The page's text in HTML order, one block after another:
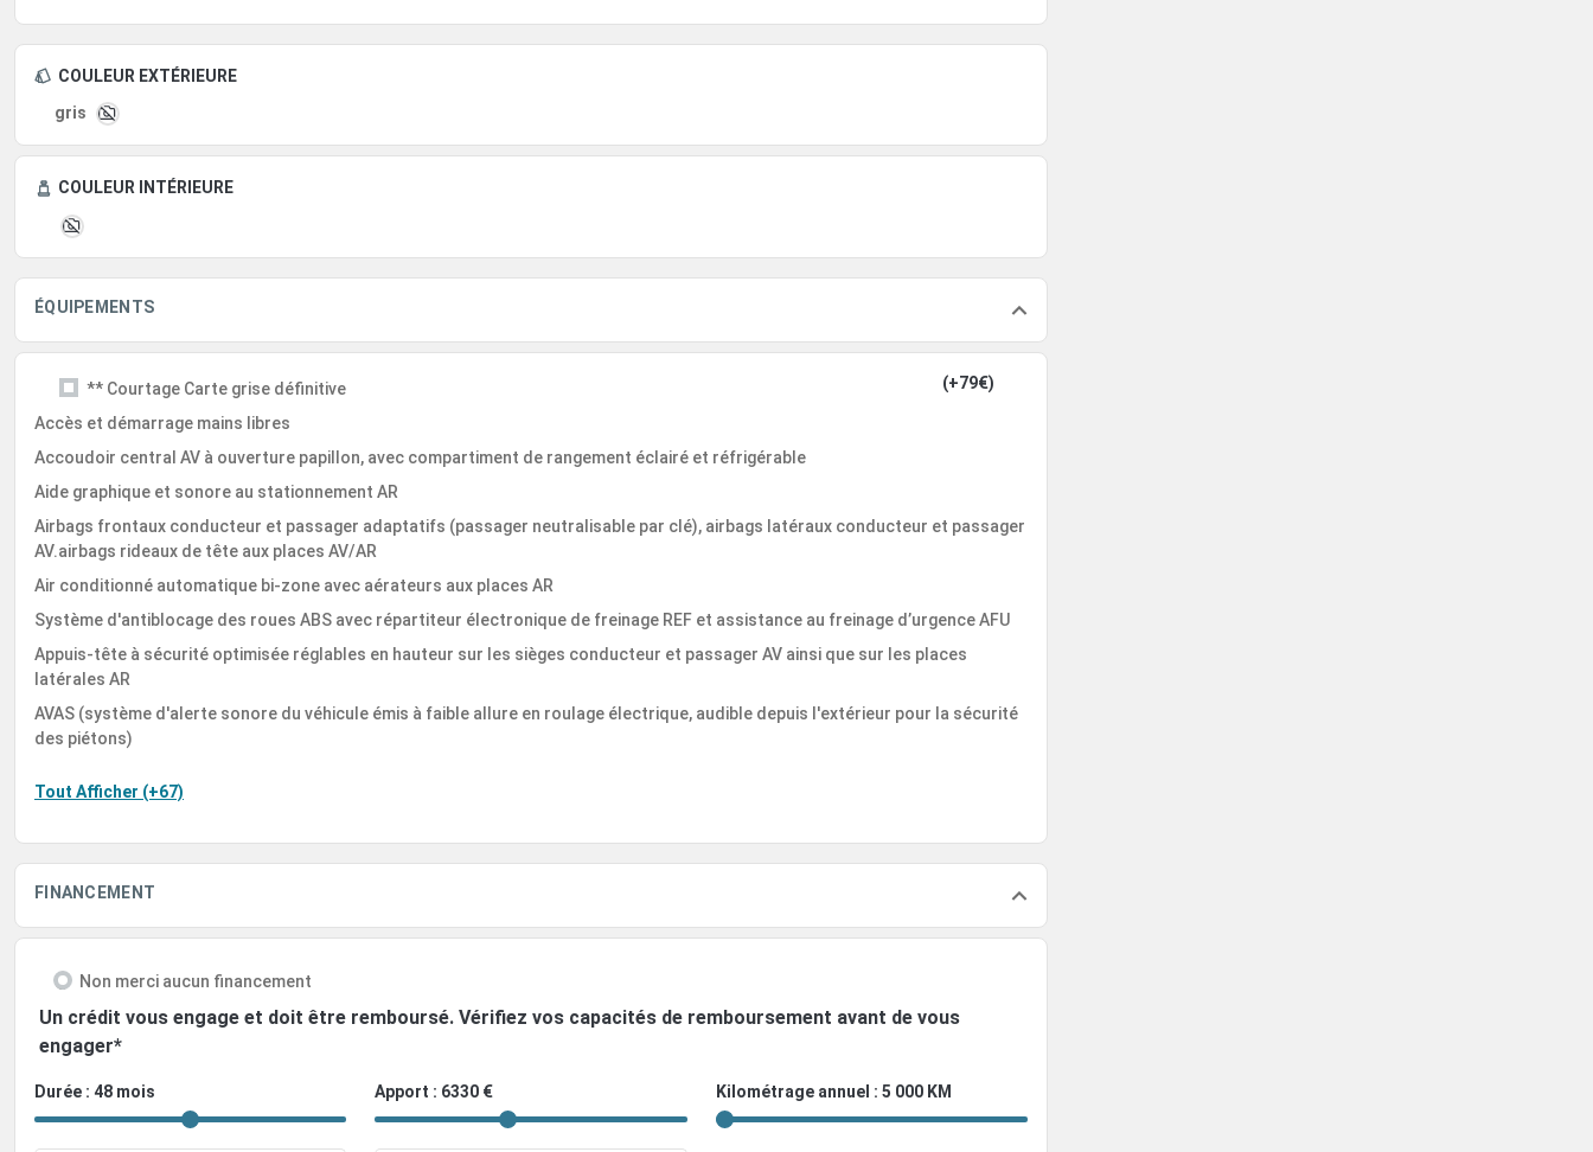
COULEUR EXTÉRIEURE
gris
COULEUR INTÉRIEURE
ÉQUIPEMENTS
** Courtage Carte grise définitive (+79€)
Accès et démarrage mains libres
Accoudoir central AV à ouverture papillon, avec compartiment de rangement éclairé et réfrigérable
Aide graphique et sonore au stationnement AR
Airbags frontaux conducteur et passager adaptatifs (passager neutralisable par clé), airbags latéraux conducteur et passager
AV.airbags rideaux de tête aux places AV/AR
Air conditionné automatique bi-zone avec aérateurs aux places AR
Système d'antiblocage des roues ABS avec répartiteur électronique de freinage REF et assistance au freinage d’urgence AFU
Appuis-tête à sécurité optimisée réglables en hauteur sur les sièges conducteur et passager AV ainsi que sur les places
latérales AR
AVAS (système d'alerte sonore du véhicule émis à faible allure en roulage électrique, audible depuis l'extérieur pour la sécurité
des piétons)
Tout Afficher (+67)
FINANCEMENT
Non merci aucun financement
Un crédit vous engage et doit être remboursé. Vérifiez vos capacités de remboursement avant de vous
engager*
Durée : 48 mois Apport : 6330 € Kilométrage annuel : 5 000 KM